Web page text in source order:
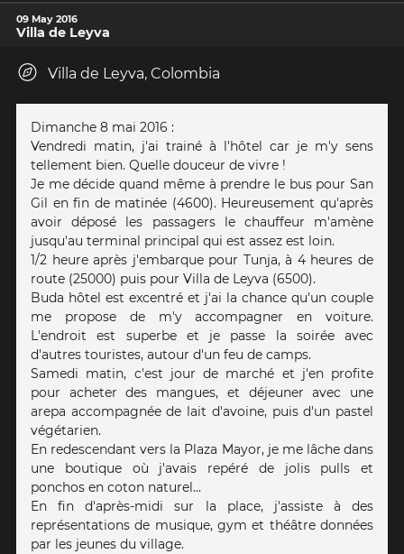
09 May 2016
Villa de Leyva
Villa de Leyva, Colombia
Dimanche 8 mai 2016 :
Vendredi matin, j'ai trainé à l'hôtel car je m'y sens
tellement bien. Quelle douceur de vivre !
Je me décide quand même à prendre le bus pour San
Gil en fin de matinée (4600). Heureusement qu'après
avoir déposé les passagers le chauffeur m'amène
jusqu'au terminal principal qui est assez est loin.
1/2 heure après j'embarque pour Tunja, à 4 heures de
route (25000) puis pour Villa de Leyva (6500).
Buda hôtel est excentré et j'ai la chance qu'un couple
me propose de m'y accompagner en voiture.
L'endroit est superbe et je passe la soirée avec
d'autres touristes, autour d'un feu de camps.
Samedi matin, c'est jour de marché et j'en profite
pour acheter des mangues, et déjeuner avec une
arepa accompagnée de lait d'avoine, puis d'un pastel
végétarien.
En redescendant vers la Plaza Mayor, je me lâche dans
une boutique où j'avais repéré de jolis pulls et
ponchos en coton naturel...
En fin d'après-midi sur la place, j'assiste à des
représentations de musique, gym et théâtre données
par les jeunes du village.